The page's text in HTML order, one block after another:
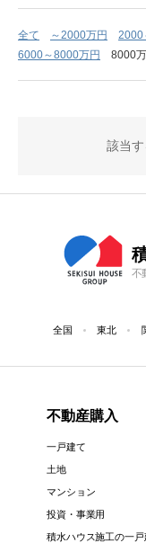
全て ～2000万円 2000
6000～8000万円
8000
該当す
不
全国 東北
不動産購入
一戸建て
土地
マンション
投資・事業用
積水ハウス施工の一